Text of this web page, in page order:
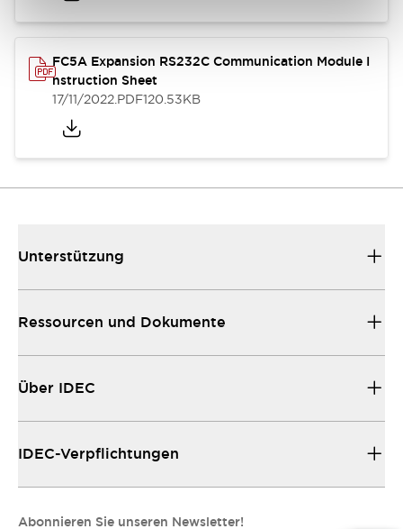
FC5A Expansion RS232C Communication Module I
nstruction Sheet
17/11/2022.PDF120.53KB
Unterstützung
Ressourcen und Dokumente
Über IDEC
IDEC-Verpflichtungen
Abonnieren Sie unseren Newsletter!